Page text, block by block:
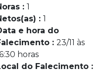
: 1
: 1
e hora do
: 23/11 às
horas
do Falecimento :